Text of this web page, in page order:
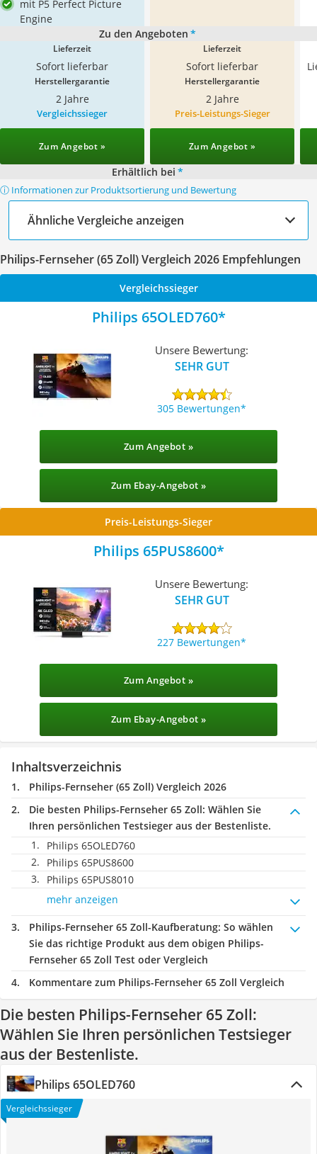
mit P5 Perfect Picture
Engine
Zu den Angeboten *
Lieferzeit
Sofort lieferbar
Lieferzeit
Sofort lieferbar
Herstellergarantie
2 Jahre
Herstellergarantie
2 Jahre
Vergleichssieger
Zum Angebot »
Preis-Leistungs-Sieger
Zum Angebot »
Erhältlich bei *
ⓘ Informationen zur Produktsortierung und Bewertung
Ähnliche Vergleiche anzeigen
Philips-Fernseher (65 Zoll) Vergleich 2026 Empfehlungen
Vergleichssieger
Philips 65OLED760
Unsere Bewertung:
SEHR GUT
305 Bewertungen
Zum Angebot »
Zum Ebay-Angebot »
Preis-Leistungs-Sieger
Philips 65PUS8600
Unsere Bewertung:
SEHR GUT
227 Bewertungen
Zum Angebot »
Zum Ebay-Angebot »
Inhaltsverzeichnis
Philips-Fernseher (65 Zoll) Vergleich 2026
Die besten Philips-Fernseher 65 Zoll: Wählen Sie
Ihren persönlichen Testsieger aus der Bestenliste.
Philips 65OLED760
Philips 65PUS8600
Philips 65PUS8010
mehr anzeigen
Philips-Fernseher 65 Zoll-Kaufberatung: So wählen
Sie das richtige Produkt aus dem obigen Philips-
Fernseher 65 Zoll Test oder Vergleich
Kommentare zum Philips-Fernseher 65 Zoll Vergleich
Die besten Philips-Fernseher 65 Zoll:
Wählen Sie Ihren persönlichen Testsieger
aus der Bestenliste.
Philips 65OLED760
Vergleichssieger